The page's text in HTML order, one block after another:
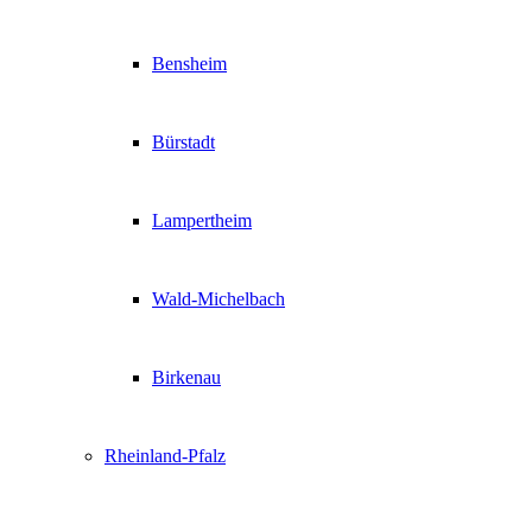
Bensheim
Bürstadt
Lampertheim
Wald-Michelbach
Birkenau
Rheinland-Pfalz